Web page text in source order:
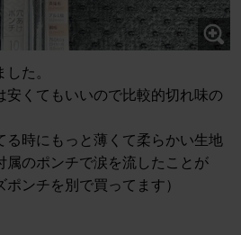
た。
安くてもいいので比較的切れ味の
る時にもっと薄くて柔らかい生地
属のポンチで涙を流したことが
ンチを別で買ってます）